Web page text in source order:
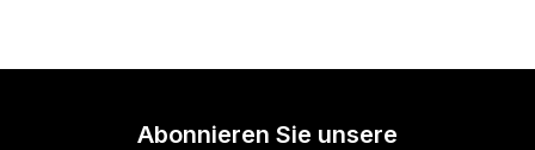
Abonnieren Sie unsere